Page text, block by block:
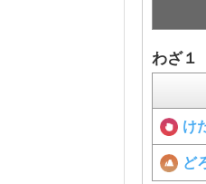
わざ１
け
ど